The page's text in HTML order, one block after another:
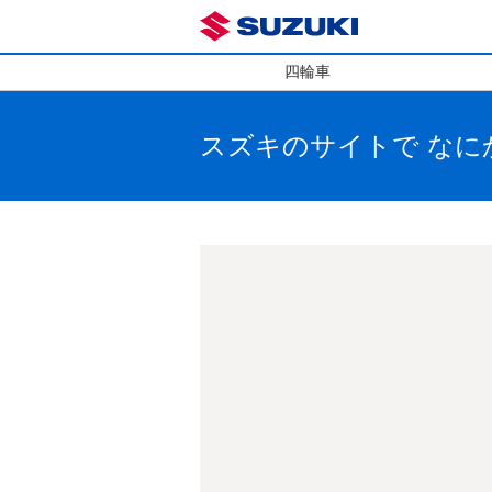
四輪車
スズキのサイトで なに